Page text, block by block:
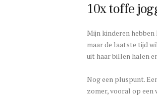
10x toffe
Mijn kinderen hebben
maar de laatste tijd
uit haar billen halen
Nog een pluspunt.
zomer, vooral op een